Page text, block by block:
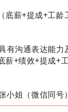
薪+提成+工龄
有沟通表达能
+绩效+提成+
姐（微信同号）